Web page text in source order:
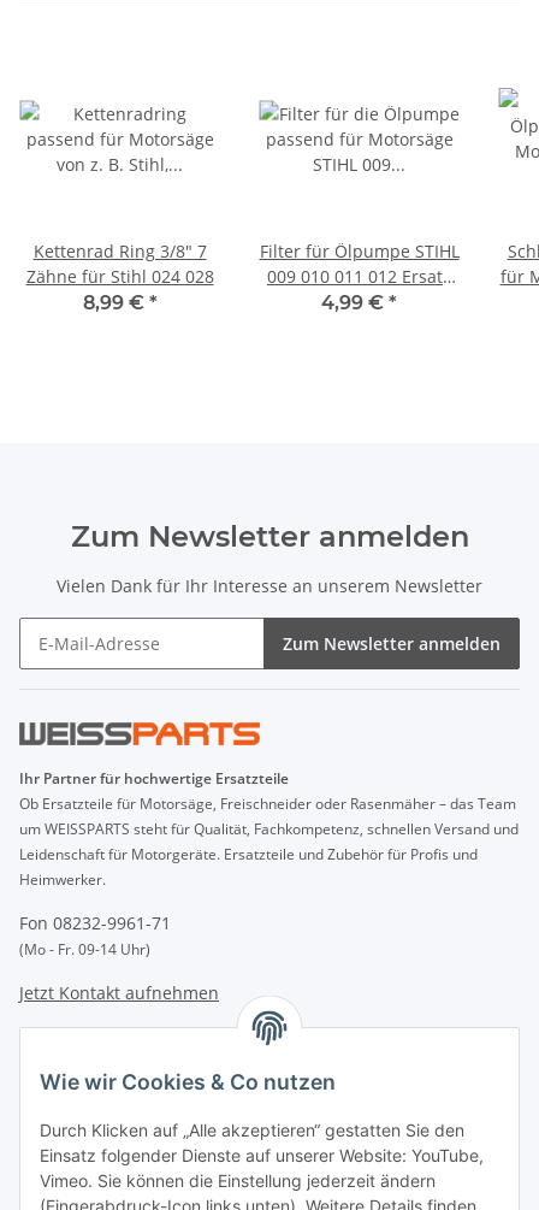
Kettenrad Ring 3/8" 7
Zähne für Stihl 024 028
8,99 € *
Filter für Ölpumpe STIHL
009 010 011 012 Ersatz
Ölfilter
4,99 € *
für
Zum Newsletter anmelden
Vielen Dank für Ihr Interesse an unserem Newsletter
Zum Newsletter anmelden
Ihr Partner für hochwertige Ersatzteile
Ob Ersatzteile für Motorsäge, Freischneider oder Rasenmäher – das Team
um WEISSPARTS steht für Qualität, Fachkompetenz, schnellen Versand und
Leidenschaft für Motorgeräte. Ersatzteile und Zubehör für Profis und
Heimwerker.
Fon 08232-9961-71
(Mo - Fr. 09-14 Uhr)
Jetzt Kontakt aufnehmen
Zahlungsarten
Wie wir Cookies & Co nutzen
Durch Klicken auf „Alle akzeptieren“ gestatten Sie den
Einsatz folgender Dienste auf unserer Website: YouTube,
Vimeo. Sie können die Einstellung jederzeit ändern